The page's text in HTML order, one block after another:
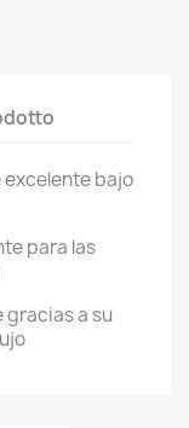
bajo
para las
gracias a su